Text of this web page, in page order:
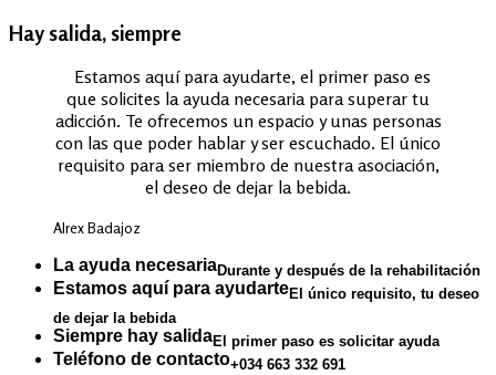
Hay salida, siempre
Estamos aquí para ayudarte, el primer paso es
que solicites la ayuda necesaria para superar tu
adicción. Te ofrecemos un espacio y unas personas
con las que poder hablar y ser escuchado. El único
requisito para ser miembro de nuestra asociación,
el deseo de dejar la bebida.
Alrex Badajoz
La ayuda necesariaDurante y después de la rehabilitación
Estamos aquí para ayudarteEl único requisito, tu deseo
de dejar la bebida
Siempre hay salidaEl primer paso es solicitar ayuda
Teléfono de contacto+034 663 332 691